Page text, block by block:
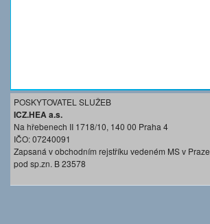
POSKYTOVATEL SLUŽEB
ICZ.HEA a.s.
Na hřebenech II 1718/10, 140 00 Praha 4
IČO: 07240091
Zapsaná v obchodním rejstříku vedeném MS v Praze
pod sp.zn. B 23578